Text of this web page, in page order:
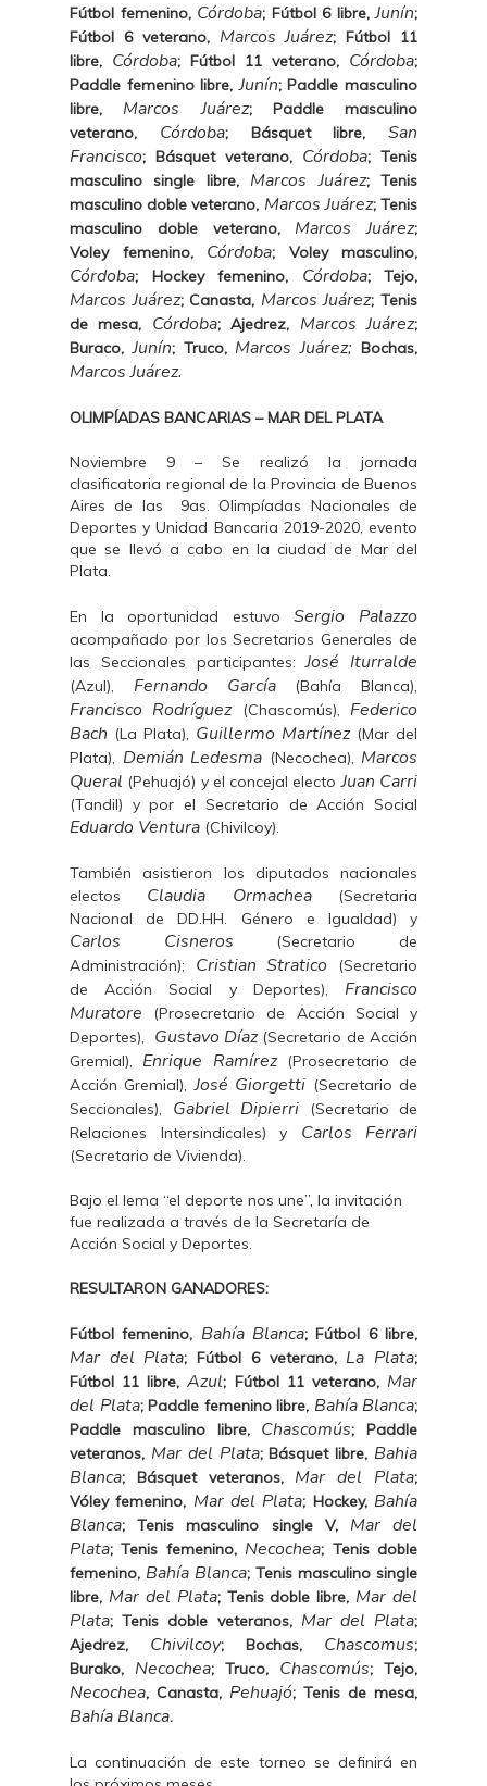
Fútbol femenino, Córdoba; Fútbol 6 libre,Junín;
Fútbol 6 veterano, Marcos Juárez; Fútbol 11
libre, Córdoba; Fútbol 11 veterano, Córdoba;
Paddle femenino libre,Junín; Paddle masculino
libre, Marcos Juárez; Paddle masculino
veterano, Córdoba; Básquet libre, San
Francisco; Básquet veterano, Córdoba; Tenis
masculino single libre, Marcos Juárez; Tenis
masculino doble veterano, Marcos Juárez; Tenis
masculino doble veterano, Marcos Juárez;
Voley femenino, Córdoba; Voley masculino,
Córdoba; Hockey femenino, Córdoba; Tejo,
Marcos Juárez; Canasta, Marcos Juárez; Tenis
de mesa, Córdoba; Ajedrez, Marcos Juárez;
Buraco,Junín; Truco, Marcos Juárez;Bochas,
Marcos Juárez.
OLIMPÍADAS BANCARIAS – MAR DEL PLATA
Noviembre 9 – Se realizó la jornada
clasificatoria regional de la Provincia de Buenos
Aires de las 9as. Olimpíadas Nacionales de
Deportes y Unidad Bancaria 2019-2020, evento
que se llevó a cabo en la ciudad de Mar del
Plata.
En la oportunidad estuvoSergio Palazzo
acompañado por los Secretarios Generales de
las Seccionales participantes:José Iturralde
(Azul), Fernando García(Bahía Blanca),
Francisco Rodríguez (Chascomús), Federico
Bach (La Plata), Guillermo Martínez(Mar del
Plata), Demián Ledesma (Necochea), Marcos
Queral (Pehuajó) y el concejal electoJuan Carri
(Tandil) y por el Secretario de Acción Social
Eduardo Ventura (Chivilcoy).
También asistieron los diputados nacionales
electos Claudia Ormachea
(Secretaria
Nacional de DD.HH. Género e Igualdad) y
Carlos Cisneros
(Secretario de
Administración); Cristian Stratico (Secretario
de Acción Social y Deportes), Francisco
Muratore (Prosecretario de Acción Social y
Deportes), Gustavo Díaz(Secretario de Acción
Gremial), Enrique Ramírez(Prosecretario de
Acción Gremial),José Giorgetti (Secretario de
Seccionales), Gabriel Dipierri (Secretario de
Relaciones Intersindicales) y Carlos Ferrari
(Secretario de Vivienda).
Bajo el lema “el deporte nos une”, la invitación
fue realizada a través de la Secretaría de
Acción Social y Deportes.
RESULTARON GANADORES:
Fútbol femenino, Bahía Blanca; Fútbol 6 libre,
Mar del Plata; Fútbol 6 veterano, La Plata;
Fútbol 11 libre,Azul; Fútbol 11 veterano, Mar
del Plata; Paddle femenino libre, Bahía Blanca;
Paddle masculino libre, Chascomús; Paddle
veteranos, Mar del Plata; Básquet libre, Bahia
Blanca; Básquet veteranos, Mar del Plata;
Vóley femenino, Mar del Plata; Hockey, Bahía
Blanca; Tenis masculino single V, Mar del
Plata; Tenis femenino, Necochea; Tenis doble
femenino, Bahía Blanca; Tenis masculino single
libre, Mar del Plata; Tenis doble libre, Mar del
Plata; Tenis doble veteranos, Mar del Plata;
Ajedrez, Chivilcoy; Bochas, Chascomus;
Burako, Necochea; Truco, Chascomús; Tejo,
Necochea, Canasta, Pehuajó; Tenis de mesa,
Bahía Blanca.
La continuación de este torneo se definirá en